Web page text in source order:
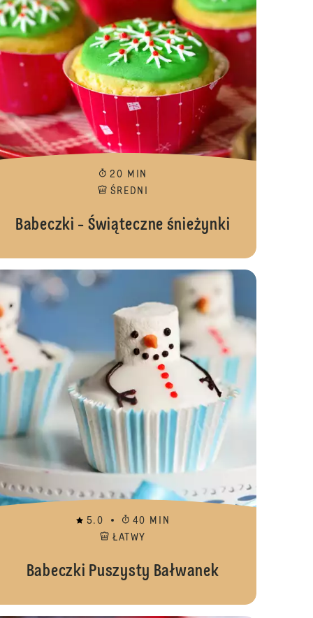
20 MIN
ŚREDNI
Babeczki - Świąteczne śnieżynki
Margaretki Babeczki
5.0
40 MIN
ŁATWY
Babeczki Puszysty Bałwanek